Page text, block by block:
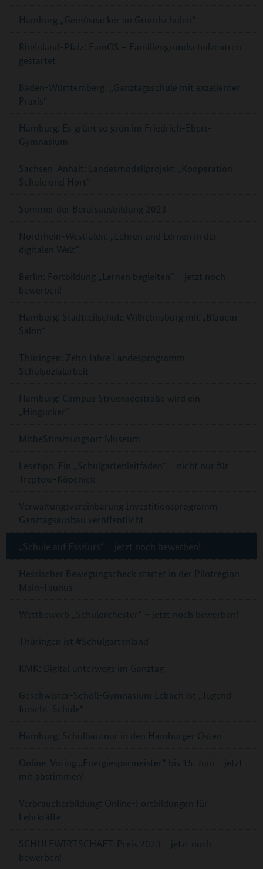
Hamburg „Gemüseacker an Grundschulen“
Rheinland-Pfalz: FamOS – Familiengrundschulzentren
gestartet
Baden-Württemberg: „Ganztagsschule mit exzellenter
Praxis“
Hamburg: Es grünt so grün im Friedrich-Ebert-
Gymnasium
Sachsen-Anhalt: Landesmodellprojekt „Kooperation
Schule und Hort“
Sommer der Berufsausbildung 2023
Nordrhein-Westfalen: „Lehren und Lernen in der
digitalen Welt“
Berlin: Fortbildung „Lernen begleiten“ – jetzt noch
bewerben!
Hamburg: Stadtteilschule Wilhelmsburg mit „Blauem
Salon“
Thüringen: Zehn Jahre Landesprogramm
Schulsozialarbeit
Hamburg: Campus Struenseestraße wird ein
„Hingucker“
MitbeStimmungsort Museum
Lesetipp: Ein „Schulgartenleitfaden“ – nicht nur für
Treptow-Köpenick
Verwaltungsvereinbarung Investitionsprogramm
Ganztagsausbau veröffentlicht
„Schule auf EssKurs“ – jetzt noch bewerben!
Hessischer Bewegungscheck startet in der Pilotregion
Main-Taunus
Wettbewerb „Schulorchester“ – jetzt noch bewerben!
Thüringen ist #Schulgartenland
KMK: Digital unterwegs im Ganztag
Geschwister-Scholl-Gymnasium Lebach ist „Jugend
forscht-Schule“
Hamburg: Schulbautour in den Hamburger Osten
Online-Voting „Energiesparmeister“ bis 15. Juni – jetzt
mit abstimmen!
Verbraucherbildung: Online-Fortbildungen für
Lehrkräfte
SCHULEWIRTSCHAFT-Preis 2023 – jetzt noch
bewerben!